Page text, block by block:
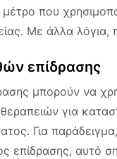
που
Με άλλα λόγια,
επίδρασης
μπορούν να
για
Για
αυτό